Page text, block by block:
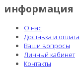
информация
О нас
Доставка и оплата
Ваши вопросы
Личный кабинет
Контакты